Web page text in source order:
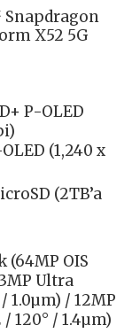
X52 5G
P-OLED
(1,240 x
(2TB’a
(64MP OIS
Ultra
/ 1.0µm) / 12MP
120° / 1.4µm)